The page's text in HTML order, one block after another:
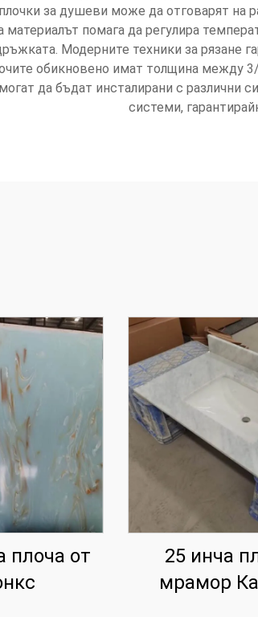
за душеви може да отговарят на
помага да регулира
Модерните техники за рязане
обикновено имат толщина между
да бъдат инсталирани с
системи,
плоча от
25 инча
мрамор